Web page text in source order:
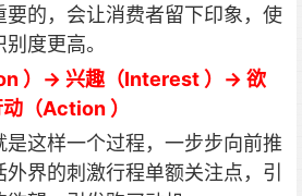
要的，会让消费者留下印象，使
度更高。
）→ 兴趣（Interest ）→ 欲
（Action ）
是这样一个过程，一步步向前推
界的刺激行程单额关注点，引